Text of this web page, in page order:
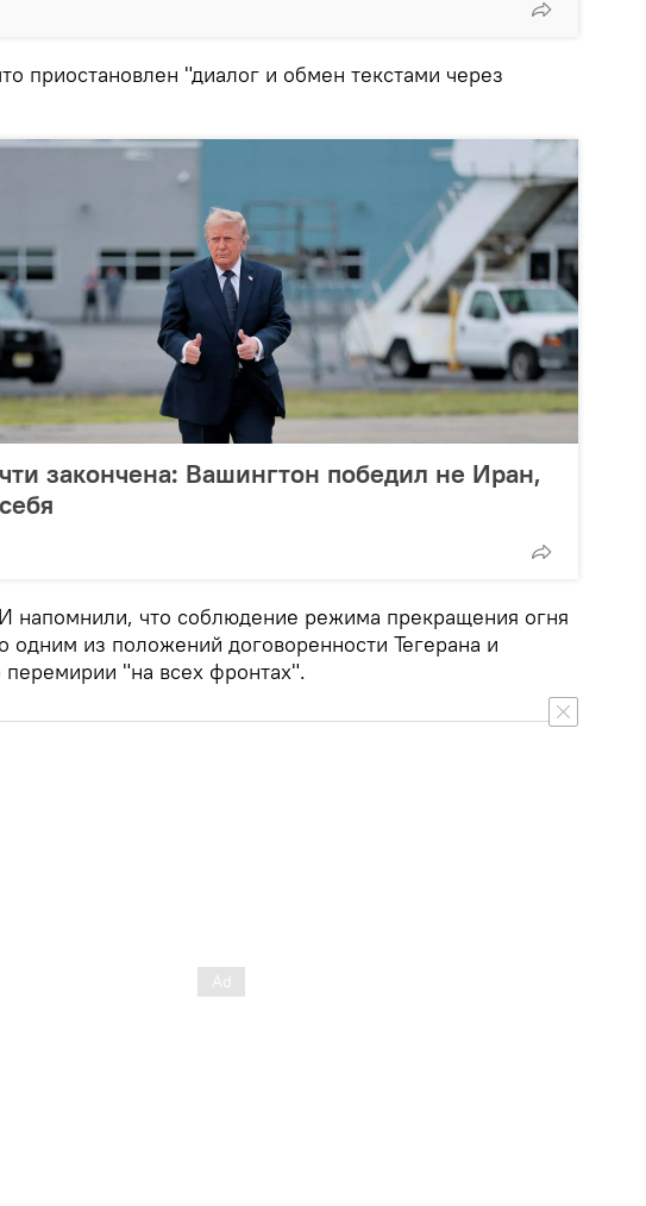
приостановлен "диалог и обмен текстами через
закончена: Вашингтон победил не Иран,
напомнили, что соблюдение режима прекращения огня
одним из положений договоренности Тегерана и
"на всех фронтах".